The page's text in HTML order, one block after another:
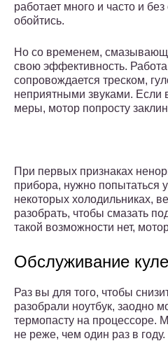
работает много и часто и
обойтись.
Но со временем,
свою эффективность.
сопровождается треском,
неприятными звуками. Если
меры, мотор попросту
При первых признаках
прибора, нужно попытаться
некоторых холодильниках,
разобрать, чтобы смазать
такой возможности нет,
Обслуживание
Раз вы для того, чтобы
разобрали ноутбук, заодно
термопасту на процессоре.
не реже, чем один раз в году.